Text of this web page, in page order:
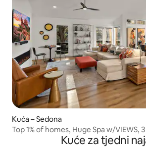
Kuća – Sedona
Top 1% of homes, Huge Spa w/VIEWS,
Kuće za tjedni